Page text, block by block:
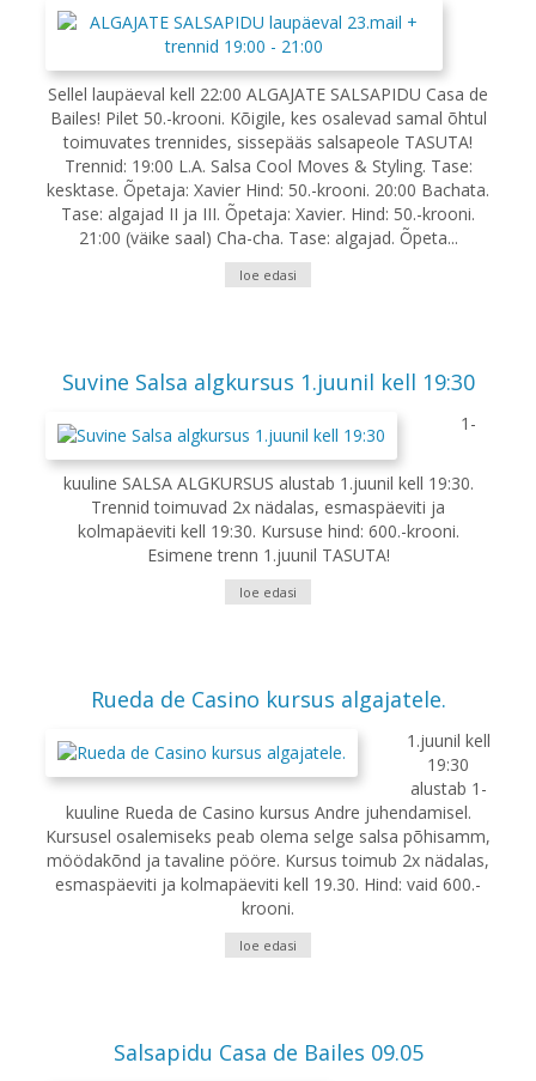
Sellel laupäeval kell 22:00 ALGAJATE SALSAPIDU Casa de
Bailes! Pilet 50.-krooni. Kõigile, kes osalevad samal õhtul
toimuvates trennides, sissepääs salsapeole TASUTA!
Trennid: 19:00 L.A. Salsa Cool Moves & Styling. Tase:
kesktase. Õpetaja: Xavier Hind: 50.-krooni. 20:00 Bachata.
Tase: algajad II ja III. Õpetaja: Xavier. Hind: 50.-krooni.
21:00 (väike saal) Cha-cha. Tase: algajad. Õpeta...
loe edasi
Suvine Salsa algkursus 1.juunil kell 19:30
1-
kuuline SALSA ALGKURSUS alustab 1.juunil kell 19:30.
Trennid toimuvad 2x nädalas, esmaspäeviti ja
kolmapäeviti kell 19:30. Kursuse hind: 600.-krooni.
Esimene trenn 1.juunil TASUTA!
loe edasi
Rueda de Casino kursus algajatele.
1.juunil kell
19:30
alustab 1-
kuuline Rueda de Casino kursus Andre juhendamisel.
Kursusel osalemiseks peab olema selge salsa põhisamm,
möödakõnd ja tavaline pööre. Kursus toimub 2x nädalas,
esmaspäeviti ja kolmapäeviti kell 19.30. Hind: vaid 600.-
krooni.
loe edasi
Salsapidu Casa de Bailes 09.05